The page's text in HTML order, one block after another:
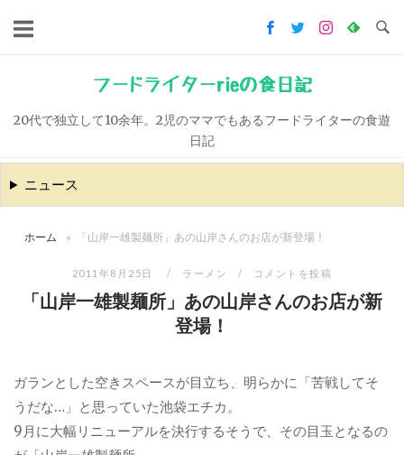
キ
ッ
フードライターrieの食日記
20代で独立して10余年。2児のママでもあるフードライターの食遊
日記
ニュース
ホーム » 「山岸一雄製麺所」あの山岸さんのお店が新登場！
2011年8月25日 ラーメン コメントを投稿
「山岸一雄製麺所」あの山岸さんのお店が新
登場！
ガランとした空きスペースが目立ち、明らかに「苦戦してそ
うだな…」と思っていた池袋エチカ。
9月に大幅リニューアルを決行するそうで、その目玉となるの